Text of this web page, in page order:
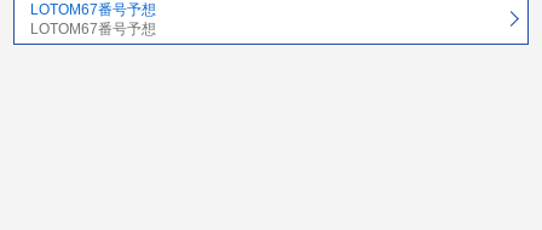
LOTOM67番号予想
LOTOM67番号予想